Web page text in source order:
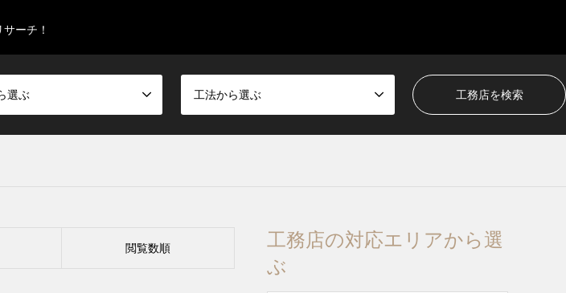
ーチ！
選ぶ 工法から選ぶ
閲覧数順
工務店の対応エリアから選
ぶ